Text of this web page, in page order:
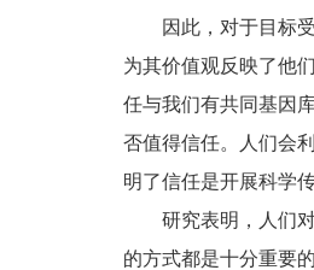
因此，对于目标
为其价值观反映了他
任与我们有共同基因
否值得信任。人们会
明了信任是开展科学
研究表明，人们
的方式都是十分重要